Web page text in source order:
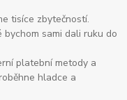
tisíce zbytečností.
sami dali ruku do
platební metody a
hladce a